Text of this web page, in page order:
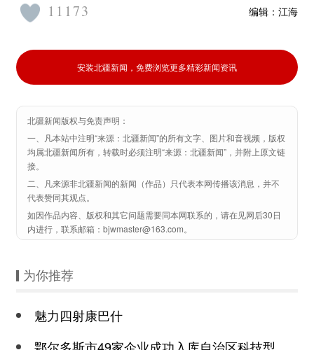
编辑： 江海
11173
安装北疆新闻，免费浏览更多精彩新闻资讯
北疆新闻版权与免责声明：
一、凡本站中注明“来源：北疆新闻”的所有文字、图片和音视频，版权
均属北疆新闻所有，转载时必须注明“来源：北疆新闻”，并附上原文链
接。
二、凡来源非北疆新闻的新闻（作品）只代表本网传播该消息，并不
代表赞同其观点。
如因作品内容、版权和其它问题需要同本网联系的，请在见网后30日
内进行，联系邮箱：bjwmaster@163.com。
为你推荐
魅力四射康巴什
鄂尔多斯市49家企业成功入库自治区科技型中小企业